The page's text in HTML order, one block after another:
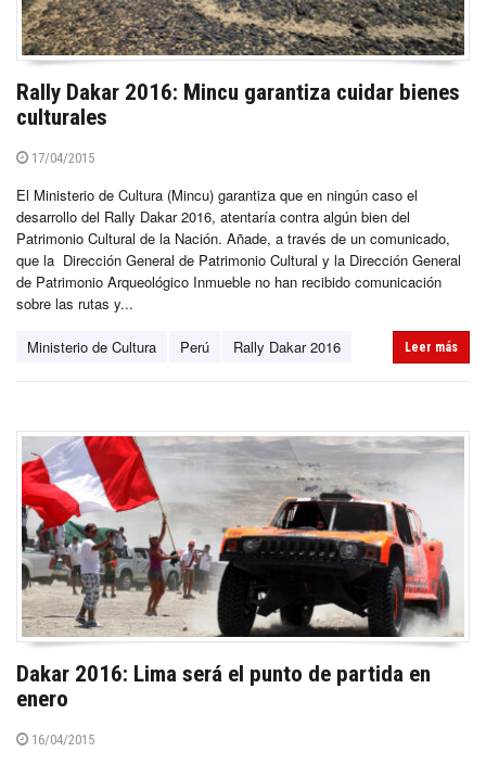
Rally Dakar 2016: Mincu garantiza cuidar bienes
culturales
17/04/2015
El Ministerio de Cultura (Mincu) garantiza que en ningún caso el
desarrollo del Rally Dakar 2016, atentaría contra algún bien del
Patrimonio Cultural de la Nación. Añade, a través de un comunicado,
que la Dirección General de Patrimonio Cultural y la Dirección General
de Patrimonio Arqueológico Inmueble no han recibido comunicación
sobre las rutas y...
Ministerio de Cultura Perú Rally Dakar 2016 Leer más
Dakar 2016: Lima será el punto de partida en
enero
16/04/2015